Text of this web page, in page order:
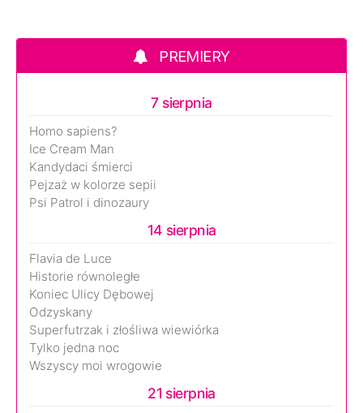
PREMIERY
7 sierpnia
Homo sapiens?
Ice Cream Man
Kandydaci śmierci
Pejzaż w kolorze sepii
Psi Patrol i dinozaury
14 sierpnia
Flavia de Luce
Historie równoległe
Koniec Ulicy Dębowej
Odzyskany
Superfutrzak i złośliwa wiewiórka
Tylko jedna noc
Wszyscy moi wrogowie
21 sierpnia